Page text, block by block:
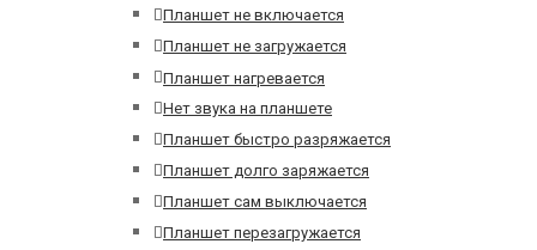
Планшет не включается
Планшет не загружается
Планшет нагревается
Нет звука на планшете
Планшет быстро разряжается
Планшет долго заряжается
Планшет сам выключается
Планшет перезагружается